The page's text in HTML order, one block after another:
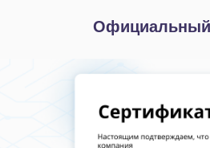
Официальный